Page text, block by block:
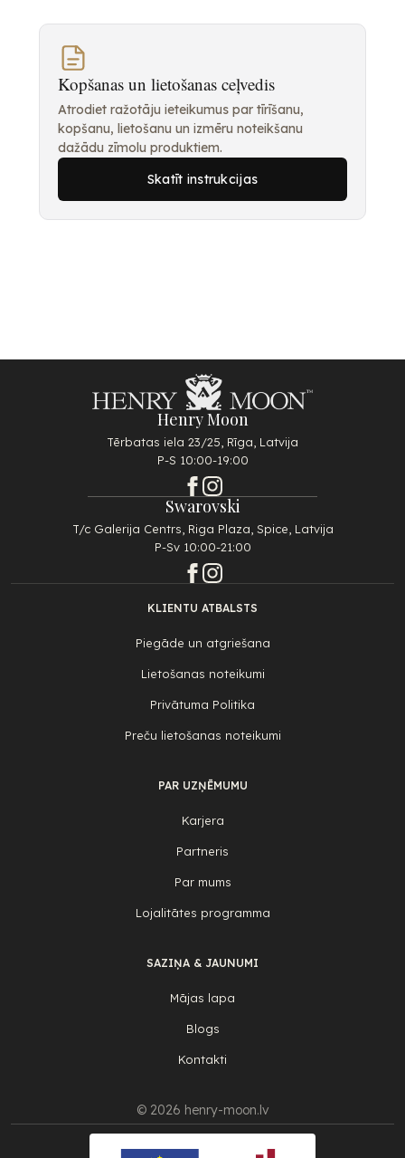
Kopšanas un lietošanas ceļvedis
Atrodiet ražotāju ieteikumus par tīrīšanu,
kopšanu, lietošanu un izmēru noteikšanu
dažādu zīmolu produktiem.
Skatīt instrukcijas
Henry Moon
Tērbatas iela 23/25, Rīga, Latvija
P-S 10:00-19:00
Swarovski
T/c Galerija Centrs, Riga Plaza, Spice, Latvija
P-Sv 10:00-21:00
KLIENTU ATBALSTS
Piegāde un atgriešana
Lietošanas noteikumi
Privātuma Politika
Preču lietošanas noteikumi
PAR UZŅĒMUMU
Karjera
Partneris
Par mums
Lojalitātes programma
SAZIŅA & JAUNUMI
Mājas lapa
Blogs
Kontakti
© 2026 henry-moon.lv